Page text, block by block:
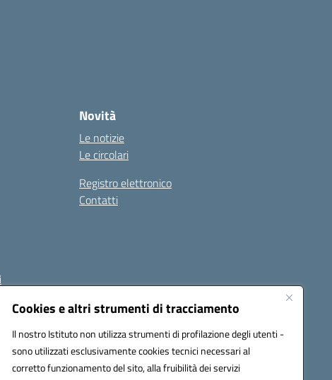
Cookies e altri strumenti di tracciamento
Il nostro Istituto non utilizza strumenti di profilazione degli utenti -
sono utilizzati esclusivamente cookies tecnici necessari al
corretto funzionamento del sito, alla fruibilità dei servizi
Novità
Le notizie
Le circolari
Registro elettronico
Contatti